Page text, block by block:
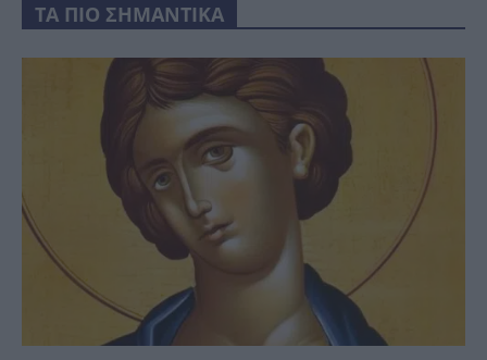
ΤΑ ΠΙΟ ΣΗΜΑΝΤΙΚΑ